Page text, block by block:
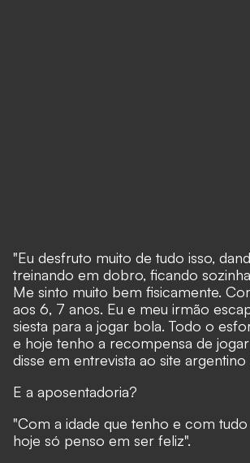
"Eu desfruto muito de tudo isso,
treinando em dobro, ficando
Me sinto muito bem fisicamente.
aos 6, 7 anos. Eu e meu irmão
siesta para a jogar bola. Todo o
e hoje tenho a recompensa de
disse em entrevista ao site
E a aposentadoria?
"Com a idade que tenho e com tudo
hoje só penso em ser feliz".